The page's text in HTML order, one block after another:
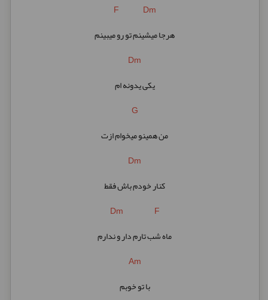
F Dm
هرجا میشینم تو رو میبینم
Dm
یکی یدونه ام
G
من همینو میخوام ازت
Dm
کنار خودم باش فقط
Dm F
ماه شب تارم دار و ندارم
Am
با تو خوبم